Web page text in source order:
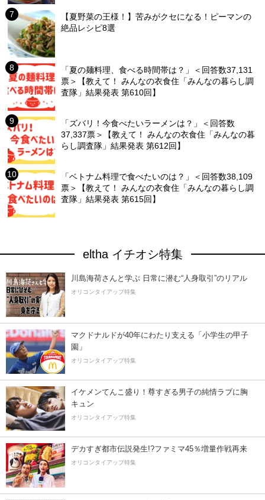
【夏野菜の王様！】苦みがクセになる！ピーマンの
絶品レシピ8選
「夏の麺料理、食べる時間帯は？」＜回答数37,131
票＞【教えて！ みんなの衣食住「みんなの暮らし調
査隊」結果発表 第610回】
「ズバリ！今食べたいラーメンは？」＜回答数
37,337票＞【教えて！ みんなの衣食住「みんなの暮
らし調査隊」結果発表 第612回】
「ベトナム料理で食べたいのは？」＜回答数38,109
票＞【教えて！ みんなの衣食住「みんなの暮らし調
査隊」結果発表 第615回】
eltha イチオシ特集
川島海荷さんと学ぶ 日常に潜む“人身取引”のリアル
オリコンタイアップ特集
マクドナルドが40年にわたり支える「小学生の甲子
園」
オリコンタイアップ特集
イケメンてんこ盛り！尊すぎる男子の純情ラブに胸
キュン
オリコンタイアップ特集
デカすぎ都市伝説発生!?ファミマ45％増量作戦再来
オリコンタイアップ特集